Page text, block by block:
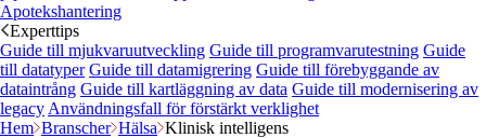
Apotekshantering
Experttips
Guide till mjukvaruutveckling Guide till programvarutestning Guide
till datatyper Guide till datamigrering Guide till förebyggande av
dataintrång Guide till kartläggning av data Guide till modernisering av
legacy Användningsfall för förstärkt verklighet
Hem Branscher Hälsa Klinisk intelligens